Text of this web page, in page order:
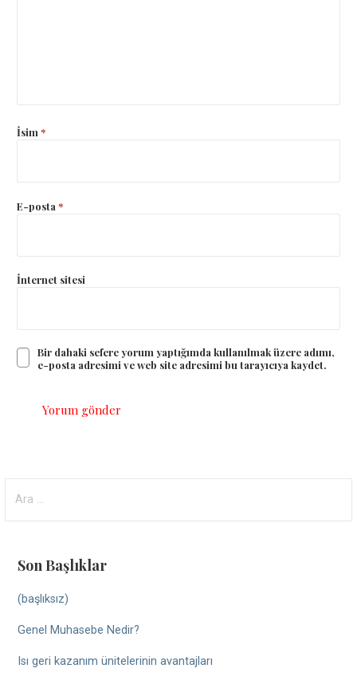
İsim *
E-posta *
İnternet sitesi
Bir dahaki sefere yorum yaptığımda kullanılmak üzere adımı,
e-posta adresimi ve web site adresimi bu tarayıcıya kaydet.
Son Başlıklar
(başlıksız)
Genel Muhasebe Nedir?
Isı geri kazanım ünitelerinin avantajları